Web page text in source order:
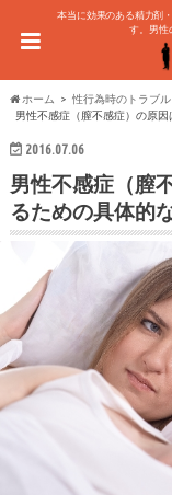
本当に効果のある精力剤
す。男性
ホーム
性行為時のトラブル
男性不感症（膣不感症）の原
2016.07.06
男性不感症（膣
るための具体的